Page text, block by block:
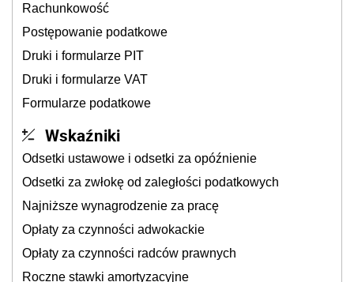
Rachunkowość
Postępowanie podatkowe
Druki i formularze PIT
Druki i formularze VAT
Formularze podatkowe
Wskaźniki
Odsetki ustawowe i odsetki za opóźnienie
Odsetki za zwłokę od zaległości podatkowych
Najniższe wynagrodzenie za pracę
Opłaty za czynności adwokackie
Opłaty za czynności radców prawnych
Roczne stawki amortyzacyjne